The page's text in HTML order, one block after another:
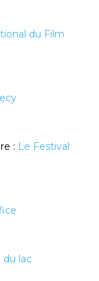
du Film
: Le Festival
du lac